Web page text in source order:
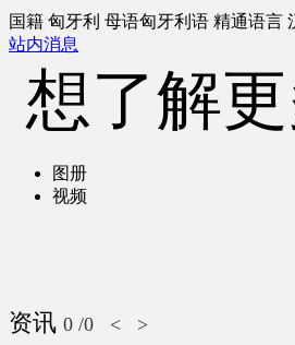
国籍 匈牙利 母语匈牙利语 精通语言
站内消息
想了解
图册
视频
资讯 0 /0 < >